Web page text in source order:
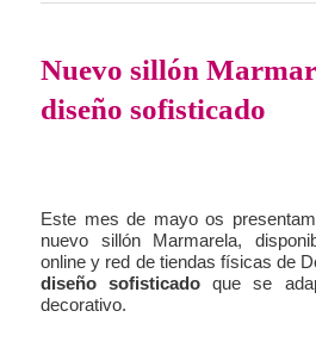
Nuevo sillón
diseño sofisticado
Este mes de mayo os
nuevo sillón Marmarela,
online y red de tiendas físicas de
diseño sofisticado que se
decorativo.